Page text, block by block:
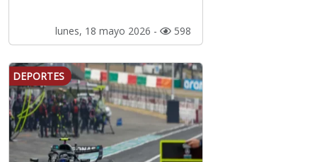
lunes, 18 mayo 2026 - 598
DEPORTES